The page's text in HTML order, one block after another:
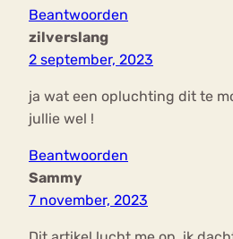
Beantwoorden
zilverslang
2 september, 2023
ja wat een opluchting dit te
jullie wel !
Beantwoorden
Sammy
7 november, 2023